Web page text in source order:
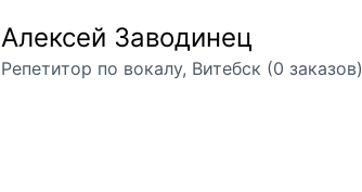
Алексей Заводинец
Репетитор по вокалу, Витебск (0 заказов)